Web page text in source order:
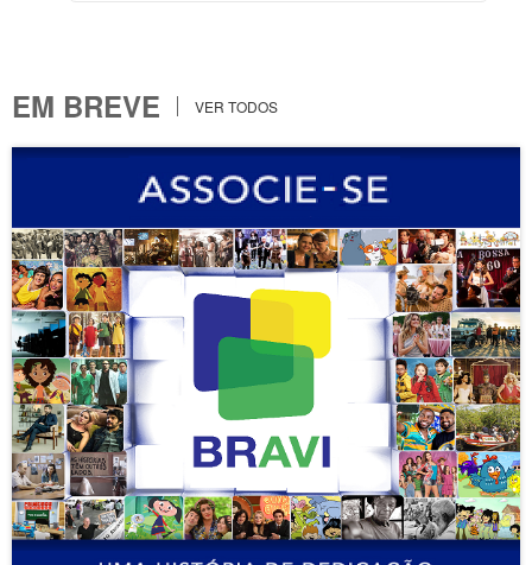
EM BREVE VER TODOS